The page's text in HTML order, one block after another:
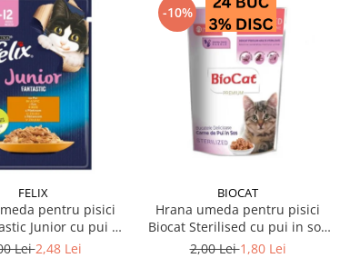
FELIX
pentru pisici
Junior cu pui 85
gr
Lei2,48 Lei
-10%
BIOCAT
Hrana umeda pentru pisici
Biocat Sterilised cu pui in sos
85 gr
2,00 Lei1,80 Lei